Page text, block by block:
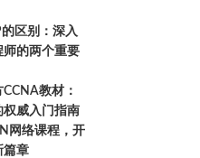
的区别：深入
师的两个重要
教材：
权威入门指南
网络课程，开
篇章